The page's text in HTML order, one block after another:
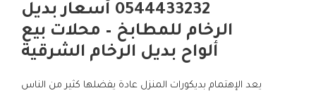
0544433232 أسعار بديل
الرخام للمطابخ – محلات بيع
ألواح بديل الرخام الشرقية
يعد الإهتمام بديكورات المنزل عادة يفضلها كثير من الناس